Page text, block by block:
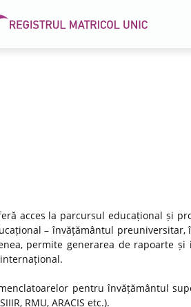
acces la parcursul educațional și
– învățământul
permite generarea de rapoarte și
pentru învățământul
RMU, ARACIS etc.).